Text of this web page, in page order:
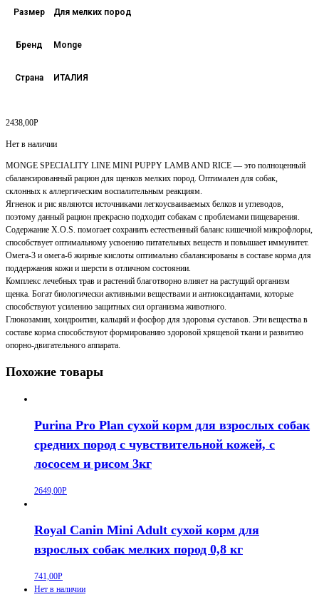
Размер Для мелких пород
Бренд Monge
Страна ИТАЛИЯ
2438,00Р
Нет в наличии
MONGE SPECIALITY LINE MINI PUPPY LAMB AND RICE — это полноценный
сбалансированный рацион для щенков мелких пород. Оптимален для собак,
склонных к аллергическим воспалительным реакциям.
Ягненок и рис являются источниками легкоусваиваемых белков и углеводов,
поэтому данный рацион прекрасно подходит собакам с проблемами пищеварения.
Содержание X.O.S. помогает сохранить естественный баланс кишечной микрофлоры,
способствует оптимальному усвоению питательных веществ и повышает иммунитет.
Омега-3 и омега-6 жирные кислоты оптимально сбалансированы в составе корма для
поддержания кожи и шерсти в отличном состоянии.
Комплекс лечебных трав и растений благотворно влияет на растущий организм
щенка. Богат биологически активными веществами и антиоксидантами, которые
способствуют усилению защитных сил организма животного.
Глюкозамин, хондроитин, кальций и фосфор для здоровья суставов. Эти вещества в
составе корма способствуют формированию здоровой хрящевой ткани и развитию
опорно-двигательного аппарата.
Похожие товары
Purina Pro Plan сухой корм для взрослых собак
средних пород с чувствительной кожей, с
лососем и рисом 3кг
2649,00Р
Royal Canin Mini Adult сухой корм для
взрослых собак мелких пород 0,8 кг
741,00Р
Нет в наличии